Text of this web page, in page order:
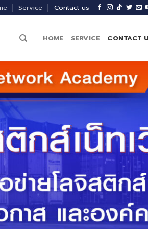
Service Contact us
HOME SERVICE CONTACT